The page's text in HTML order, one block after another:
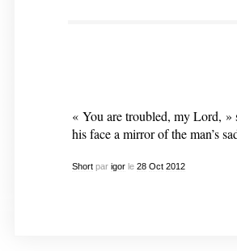
« You are troubled, my Lord,
his face a mirror of the man’s
Shortpar igorle 28 Oct 2012